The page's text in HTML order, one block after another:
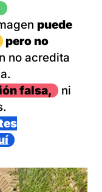
puede
pero no
no acredita
falsa,
ni